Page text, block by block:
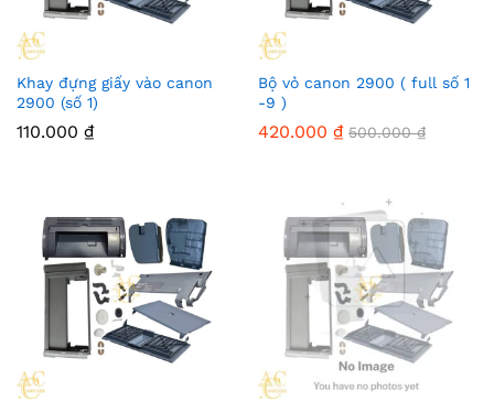
Khay đựng giấy vào canon
2900 (số 1)
110.000 ₫
Bộ vỏ canon 2900 ( full số 1
-9 )
420.000 ₫ 500.000₫